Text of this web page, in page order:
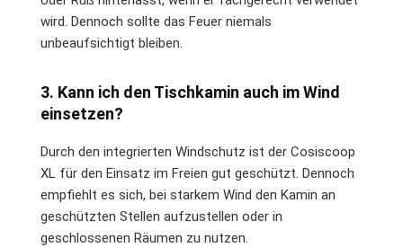
wird. Dennoch sollte das Feuer niemals
unbeaufsichtigt bleiben.
3. Kann ich den Tischkamin auch im Wind
einsetzen?
Durch den integrierten Windschutz ist der Cosiscoop
XL für den Einsatz im Freien gut geschützt. Dennoch
empfiehlt es sich, bei starkem Wind den Kamin an
geschützten Stellen aufzustellen oder in
geschlossenen Räumen zu nutzen.